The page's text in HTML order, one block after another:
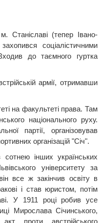
Станіславі (тепер Івано-
соціалістичними
до таємного гуртка
армії, отримавши
на факультеті права. Там
національного руху.
партії, організовував
організацій "Січ".
інших українських
університету за
все ж закінчив освіту в
і став юристом, потім
У 1911 році робив усе
Мирослава Січинського,